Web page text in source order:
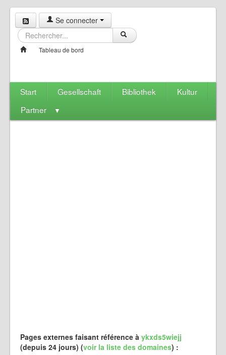
Se connecter
Tableau de bord
Start Gesellschaft Bibliothek
Kultur
Partner
▼
Pages externes faisant référence à ykxds5wiejj
(depuis 24 jours) (voir la liste des domaines) :